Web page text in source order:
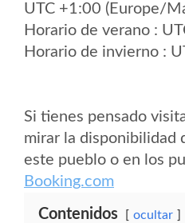
UTC +1:00 (Europe/
Horario de verano :
Horario de invierno :
Si tienes pensado
mirar la disponibilidad
este pueblo o en los
Booking.com
Contenidos ocultar